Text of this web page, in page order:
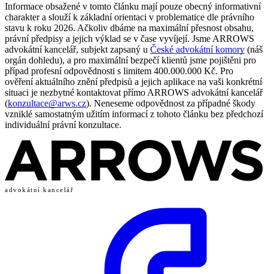
Informace obsažené v tomto článku mají pouze obecný informativní
charakter a slouží k základní orientaci v problematice dle právního
stavu k roku 2026. Ačkoliv dbáme na maximální přesnost obsahu,
právní předpisy a jejich výklad se v čase vyvíjejí. Jsme ARROWS
advokátní kancelář, subjekt zapsaný u České advokátní komory (náš
orgán dohledu), a pro maximální bezpečí klientů jsme pojištěni pro
případ profesní odpovědnosti s limitem 400.000.000 Kč. Pro
ověření aktuálního znění předpisů a jejich aplikace na vaši konkrétní
situaci je nezbytné kontaktovat přímo ARROWS advokátní kancelář
(konzultace@arws.cz). Neneseme odpovědnost za případné škody
vzniklé samostatným užitím informací z tohoto článku bez předchozí
individuální právní konzultace.
advokátní kancelář